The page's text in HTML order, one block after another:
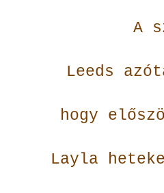
A
Leeds
hogy
Layla